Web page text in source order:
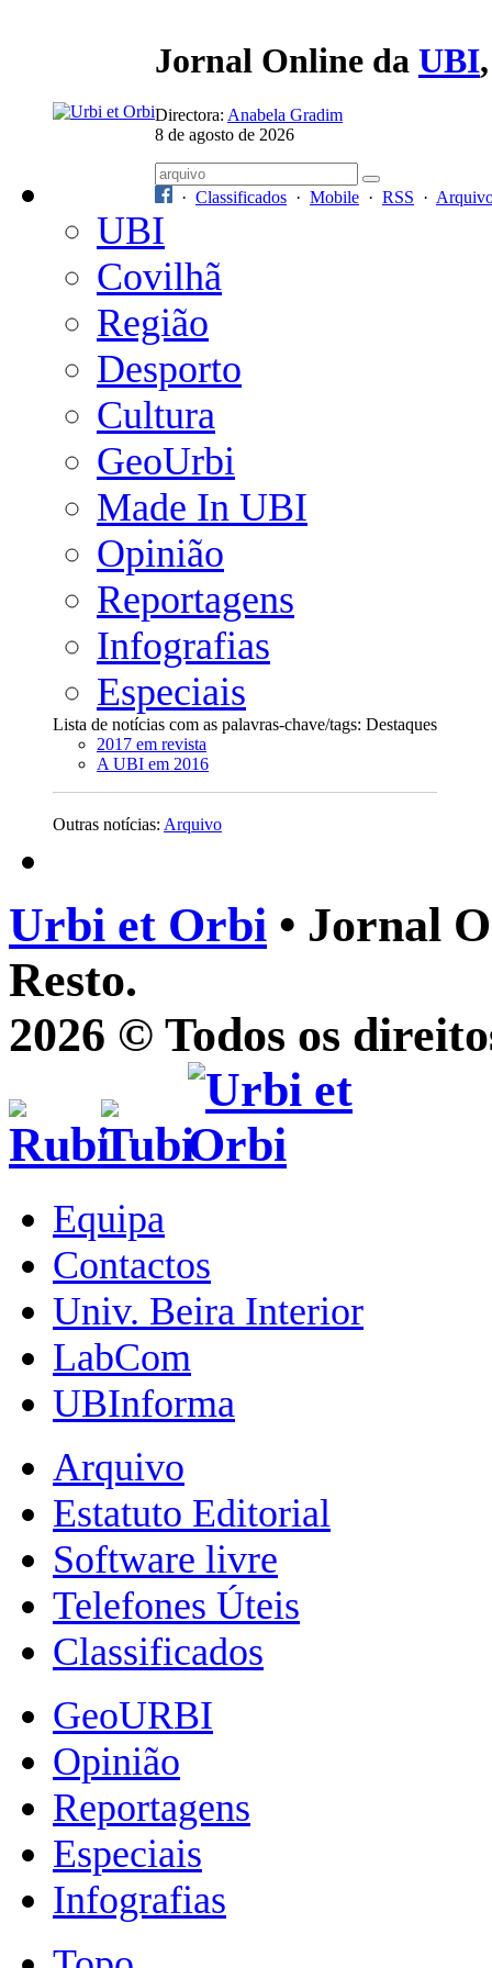
Jornal Online da UBI
Directora: Anabela Gradim
8 de agosto de 2026
· Classificados · Mobile · RSS ·
UBI
Covilhã
Região
Desporto
Cultura
GeoUrbi
Made In UBI
Opinião
Reportagens
Infografias
Especiais
Lista de notícias com as palavras-chave/tags: Destaques
2017 em revista
A UBI em 2016
Outras notícias: Arquivo
Urbi et Orbi • Jornal
Resto.
2026 © Todos os
Equipa
Contactos
Univ. Beira Interior
LabCom
UBInforma
Arquivo
Estatuto Editorial
Software livre
Telefones Úteis
Classificados
GeoURBI
Opinião
Reportagens
Especiais
Infografias